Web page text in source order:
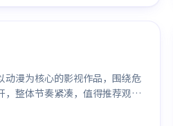
漫为核心的影视作品，围绕危
，整体节奏紧凑，值得推荐观